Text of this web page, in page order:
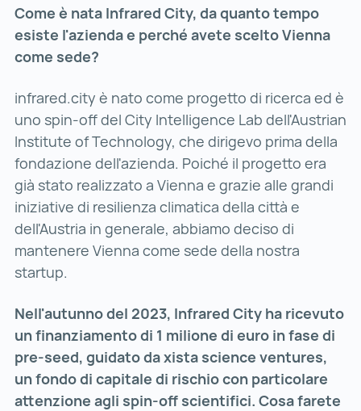
Come è nata Infrared City, da quanto tempo
esiste l'azienda e perché avete scelto Vienna
come sede?
infrared.city è nato come progetto di ricerca ed è
uno spin-off del City Intelligence Lab dell'Austrian
Institute of Technology, che dirigevo prima della
fondazione dell'azienda. Poiché il progetto era
già stato realizzato a Vienna e grazie alle grandi
iniziative di resilienza climatica della città e
dell'Austria in generale, abbiamo deciso di
mantenere Vienna come sede della nostra
startup.
Nell'autunno del 2023, Infrared City ha ricevuto
un finanziamento di 1 milione di euro in fase di
pre-seed, guidato da xista science ventures,
un fondo di capitale di rischio con particolare
attenzione agli spin-off scientifici. Cosa farete